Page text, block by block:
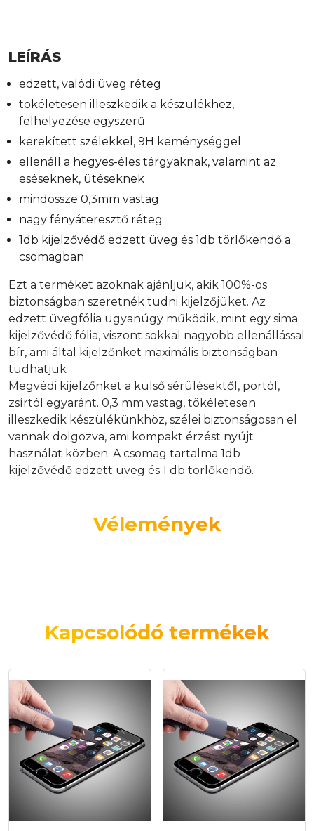
LEÍRÁS
edzett, valódi üveg réteg
tökéletesen illeszkedik a készülékhez,
felhelyezése egyszerű
kerekített szélekkel, 9H keménységgel
ellenáll a hegyes-éles tárgyaknak, valamint az
eséseknek, ütéseknek
mindössze 0,3mm vastag
nagy fényáteresztő réteg
1db kijelzővédő edzett üveg és 1db törlőkendő a
csomagban
Ezt a terméket azoknak ajánljuk, akik 100%-os
biztonságban szeretnék tudni kijelzőjüket. Az
edzett üvegfólia ugyanúgy működik, mint egy sima
kijelzővédő fólia, viszont sokkal nagyobb ellenállással
bír, ami által kijelzőnket maximális biztonságban
tudhatjuk
Megvédi kijelzőnket a külső sérülésektől, portól,
zsírtól egyaránt. 0,3 mm vastag, tökéletesen
illeszkedik készülékünkhöz, szélei biztonságosan el
vannak dolgozva, ami kompakt érzést nyújt
használat közben. A csomag tartalma 1db
kijelzővédő edzett üveg és 1 db törlőkendő.
Vélemények
Kapcsolódó termékek